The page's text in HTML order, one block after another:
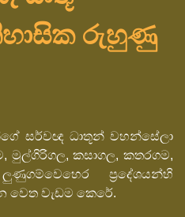
රුහුණු
සර්වඥ ධාතූන් වහන්සේලා
මුල්ගිරිගල, කසාගල, කතරගම,
ප්‍රදේශයන්හි
වෙත වැඩම කෙරේ.